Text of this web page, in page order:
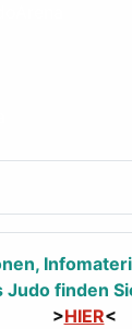
Judo finden
>HIER<